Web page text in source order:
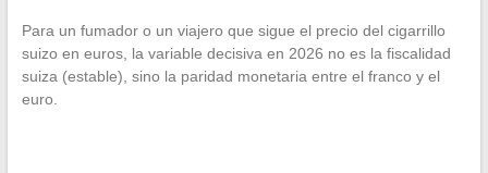
Para un fumador o un viajero que sigue el precio del cigarrillo
suizo en euros, la variable decisiva en 2026 no es la fiscalidad
suiza (estable), sino la paridad monetaria entre el franco y el
euro.